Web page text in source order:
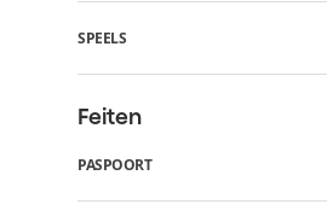
SPEELS
Feiten
PASPOORT